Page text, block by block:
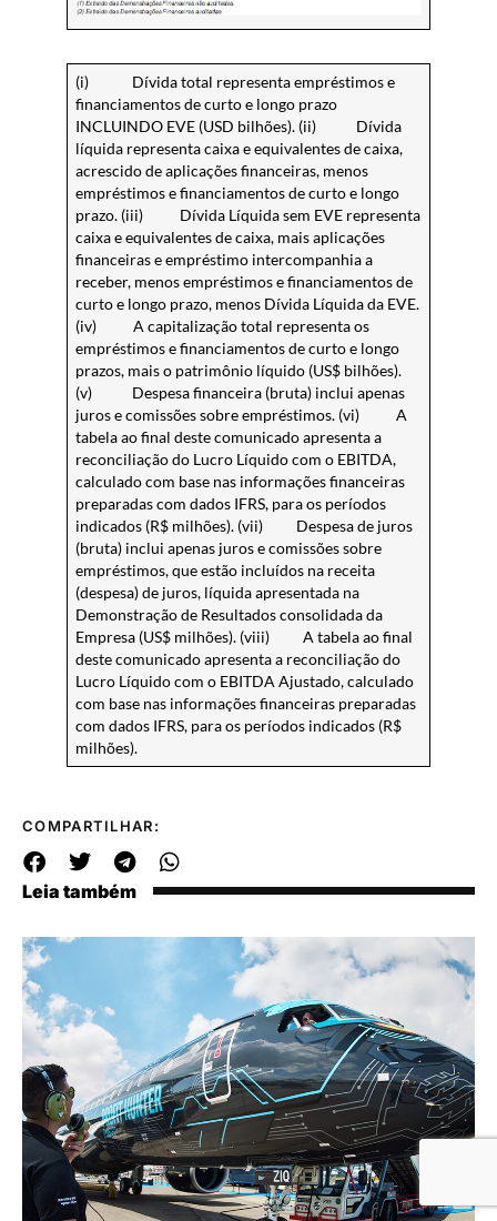
(i) Dívida total representa empréstimos e
financiamentos de curto e longo prazo
INCLUINDO EVE (USD bilhões). (ii) Dívida
líquida representa caixa e equivalentes de caixa,
acrescido de aplicações financeiras, menos
empréstimos e financiamentos de curto e longo
prazo. (iii) Dívida Líquida sem EVE representa
caixa e equivalentes de caixa, mais aplicações
financeiras e empréstimo intercompanhia a
receber, menos empréstimos e financiamentos de
curto e longo prazo, menos Dívida Líquida da EVE.
(iv) A capitalização total representa os
empréstimos e financiamentos de curto e longo
prazos, mais o patrimônio líquido (US$ bilhões).
(v) Despesa financeira (bruta) inclui apenas
juros e comissões sobre empréstimos. (vi) A
tabela ao final deste comunicado apresenta a
reconciliação do Lucro Líquido com o EBITDA,
calculado com base nas informações financeiras
preparadas com dados IFRS, para os períodos
indicados (R$ milhões). (vii) Despesa de juros
(bruta) inclui apenas juros e comissões sobre
empréstimos, que estão incluídos na receita
(despesa) de juros, líquida apresentada na
Demonstração de Resultados consolidada da
Empresa (US$ milhões). (viii) A tabela ao final
deste comunicado apresenta a reconciliação do
Lucro Líquido com o EBITDA Ajustado, calculado
com base nas informações financeiras preparadas
com dados IFRS, para os períodos indicados (R$
milhões).
COMPARTILHAR:
Leia também